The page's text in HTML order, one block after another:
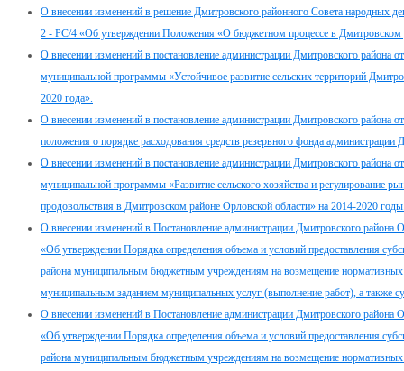
О внесении изменений в решение Дмитровского районного Совета народных
2 - РС/4 «Об утверждении Положения «О бюджетном процессе в Дмитровском
О внесении изменений в постановление администрации Дмитровского района
муниципальной программы «Устойчивое развитие сельских территорий
2020 года».
О внесении изменений в постановление администрации Дмитровского района
положения о порядке расходования средств резервного фонда администрации
О внесении изменений в постановление администрации Дмитровского района
муниципальной программы «Развитие сельского хозяйства и регулирование
продовольствия в Дмитровском районе Орловской области» на 2014-2020
О внесении изменений в Постановление администрации Дмитровского района
«Об утверждении Порядка определения объема и условий предоставления
района муниципальным бюджетным учреждениям на возмещение нормативных
муниципальным заданием муниципальных услуг (выполнение работ), а также
О внесении изменений в Постановление администрации Дмитровского района
«Об утверждении Порядка определения объема и условий предоставления
района муниципальным бюджетным учреждениям на возмещение нормативных